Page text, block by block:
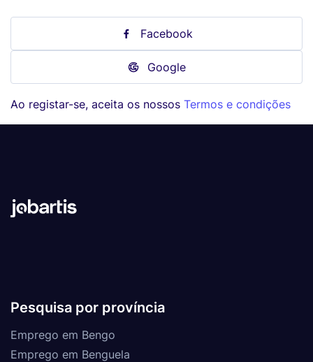
Facebook
Google
Ao registar-se, aceita os nossos Termos e condições
Pesquisa por província
Emprego em Bengo
Emprego em Benguela